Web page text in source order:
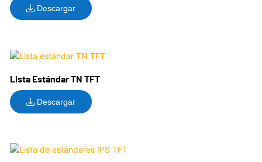
Descargar
Lista Estándar TN TFT
Descargar